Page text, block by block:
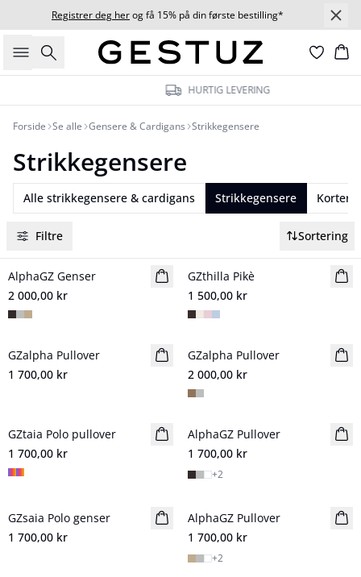
Registrer deg herog få 15% på din første bestilling*
Søk
HURTIG LEVERING
Forside Se alle Gensere & Cardigans Strikkegensere
Strikkegensere
Alle strikkegensere & cardigans Strikkegensere
Filtre Sortering
NYHET
AlphaGZ Genser
2 000,00 kr
NYHET
GZthilla Pikè
1 500,00 kr
NYHET
GZalpha Pullover
1 700,00 kr
GZalpha Pullover
2 000,00 kr
NYHET
GZtaia Polo pullover
1 700,00 kr
NYHET
AlphaGZ Pullover
1 700,00 kr
+2
NYHET
GZsaia Polo genser
1 700,00 kr
AlphaGZ Pullover
1 700,00 kr
+2